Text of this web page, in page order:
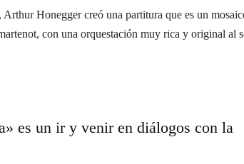
Honegger creó una partitura que es un
con una orquestación muy rica y original al
es un ir y venir en diálogos con la